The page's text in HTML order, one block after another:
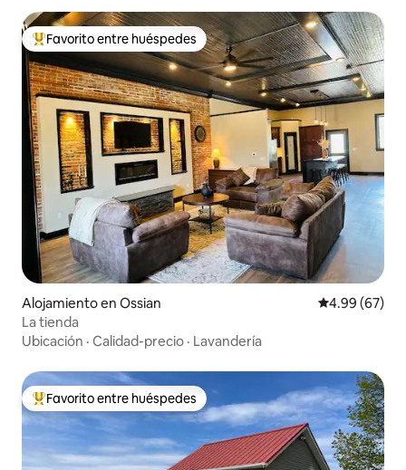
Favorito entre huéspedes preferido
Favorito entre huéspedes
Alojamiento en Ossian Calificación
4.99 (67)
La tienda
Ubicación · Calidad-precio · Lavandería
Favorito entre huéspedes preferido
Favorito entre huéspedes